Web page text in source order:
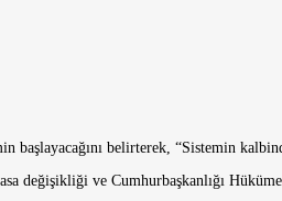
başlayacağını belirterek, “Sistemin
ve Cumhurbaşkanlığı